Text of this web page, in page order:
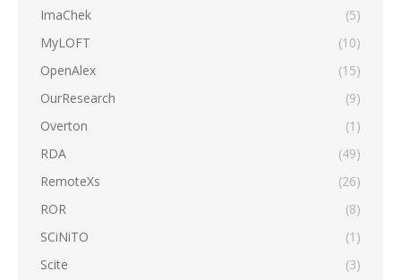
ImaChek
(5)
MyLOFT
(10)
OpenAlex
(15)
OurResearch
(9)
Overton
(1)
RDA
(49)
RemoteXs
(26)
ROR
(8)
SCiNiTO
(1)
Scite
(3)